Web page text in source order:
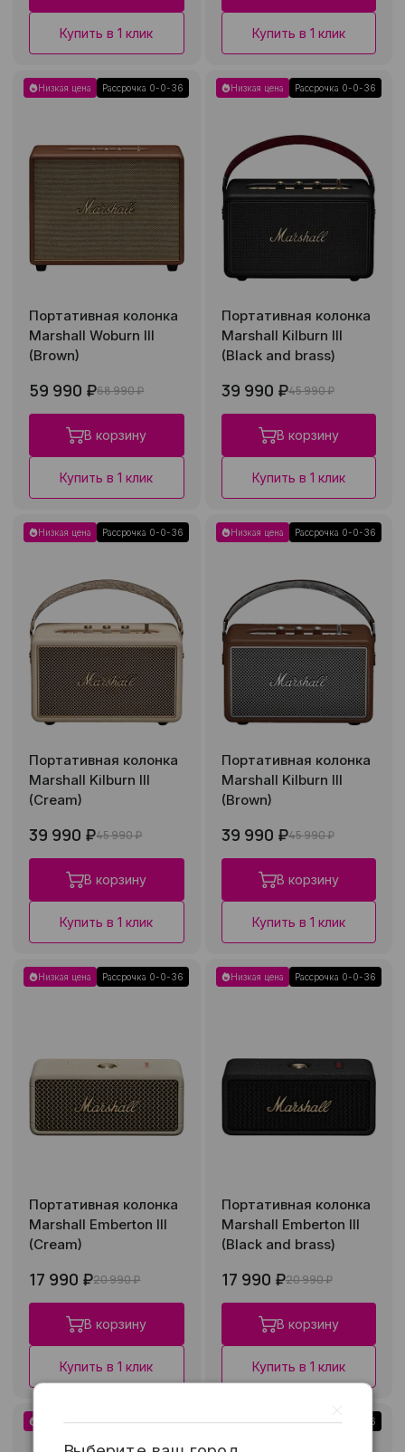
Купить в 1 клик Купить в 1 клик
Низкая цена Рассрочка 0-0-36
Портативная колонка
Marshall Woburn III
(Brown)
59 990 ₽68 990 ₽
В корзину
Купить в 1 клик
Низкая цена Рассрочка 0-0-36
Портативная колонка
Marshall Kilburn III
(Black and brass)
39 990 ₽45 990 ₽
В корзину
Купить в 1 клик
Низкая цена Рассрочка 0-0-36
Портативная колонка
Marshall Kilburn III
(Cream)
39 990 ₽45 990 ₽
В корзину
Купить в 1 клик
Низкая цена Рассрочка 0-0-36
Портативная колонка
Marshall Kilburn III
(Brown)
39 990 ₽45 990 ₽
В корзину
Купить в 1 клик
Низкая цена Рассрочка 0-0-36
Портативная колонка
Marshall Emberton III
(Cream)
17 990 ₽20 990 ₽
В корзину
Купить в 1 клик
Низкая цена Рассрочка 0-0-36
Портативная колонка
Marshall Emberton III
(Black and brass)
17 990 ₽20 990 ₽
В корзину
Купить в 1 клик
Низкая цена Рассрочка 0-0-36 Низкая цена Рассрочка 0-0-36